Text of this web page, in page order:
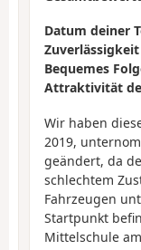
Datum deiner
Bequemes
Attraktivität
Wir haben
2019,
geändert, da
schlechtem
Fahrzeugen
Startpunkt
Mittelschule